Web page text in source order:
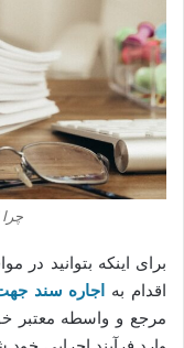
​چرا
برای اینکه بتوانید
اقدام به
اجاره سند
مرجع و واسطه معتبر